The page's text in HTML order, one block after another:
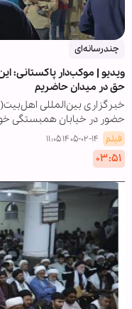
چندرسانه‌ای
ویدیو | موکب‌دار پاکستانی:
حق در میدان حاضریم
خبرگزاری بین‌المللی
حضور در خیابان همبستگی خود
فیلم ۱۴۰۵-۰۲-۱۴ ۱۱:۰۵
۰۳:۵۱